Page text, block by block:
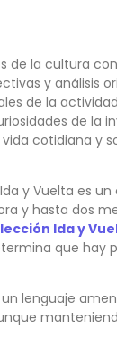
de la cultura
y análisis
de la
de la
cotidiana y
y Vuelta es
y hasta dos
Ida y
que hay
lenguaje